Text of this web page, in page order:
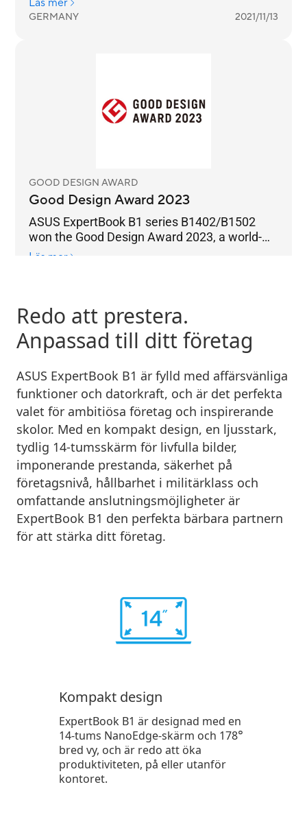
Redo att prestera.
Anpassad till ditt företag
ASUS ExpertBook B1 är fylld med affärsvänliga
funktioner och datorkraft, och är det perfekta
valet för ambitiösa företag och inspirerande
skolor. Med en kompakt design, en ljusstark,
tydlig 14-tumsskärm för livfulla bilder,
imponerande prestanda, säkerhet på
företagsnivå, hållbarhet i militärklass och
omfattande anslutningsmöjligheter är
ExpertBook B1 den perfekta bärbara partnern
för att stärka ditt företag.
Kompakt design
ExpertBook B1 är designad med en
14-tums NanoEdge-skärm och 178°
bred vy, och är redo att öka
produktiviteten, på eller utanför
kontoret.